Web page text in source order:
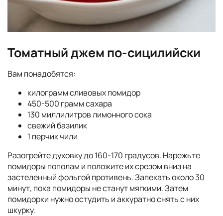
Томатный джем по-сицилийски
Вам понадобятся:
килограмм сливовых помидор
450-500 грамм сахара
130 миллилитров лимонного сока
свежий базилик
1 перчик чили
Разогрейте духовку до 160-170 градусов. Нарежьте
помидоры пополам и положите их срезом вниз на
застеленный фольгой противень. Запекать около 30
минут, пока помидоры не станут мягкими. Затем
помидорки нужно остудить и аккуратно снять с них
шкурку.